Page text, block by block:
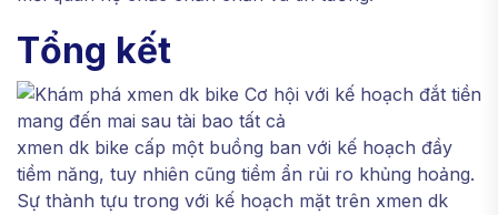
Tổng kết
xmen dk bike cấp một buồng ban với kế hoạch đầy
tiềm năng, tuy nhiên cũng tiềm ẩn rủi ro khủng hoảng.
Sự thành tựu trong với kế hoạch mặt trên xmen dk